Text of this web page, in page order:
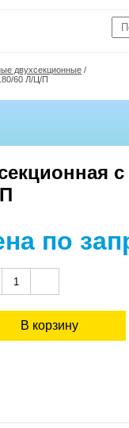
Для корректной работы
двухсекционные /
60 Л/Ц/П
по